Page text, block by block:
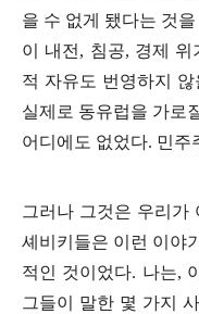
을 수 없게 됐다는 것
이 내전 , 침공, 경제 위
적 자유도 번영하지
실제로 동유럽을 가로
어디에도 없었다. 민주
그러나 그것은 우리가
셰비키들은 이런 이야
적인 것이었다. 나는,
그들이 말한 몇 가지